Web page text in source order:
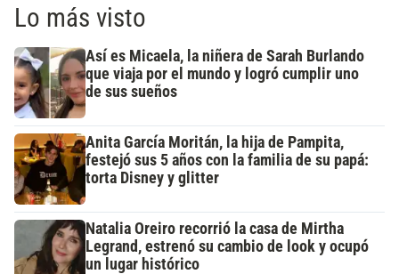
Lo más visto
Así es Micaela, la niñera de Sarah Burlando
que viaja por el mundo y logró cumplir uno
de sus sueños
Anita García Moritán, la hija de Pampita,
festejó sus 5 años con la familia de su papá:
torta Disney y glitter
Natalia Oreiro recorrió la casa de Mirtha
Legrand, estrenó su cambio de look y ocupó
un lugar histórico